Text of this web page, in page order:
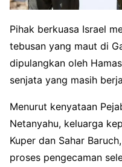
Pihak berkuasa Israel
tebusan yang maut di
dipulangkan oleh
senjata yang masih
Menurut kenyataan
Netanyahu, keluarga
Kuper dan Sahar
proses pengecaman